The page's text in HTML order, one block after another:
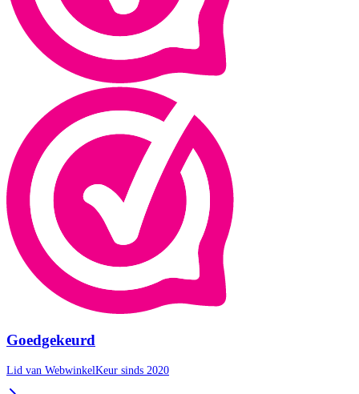
Goedgekeurd
Lid van WebwinkelKeur sinds 2020